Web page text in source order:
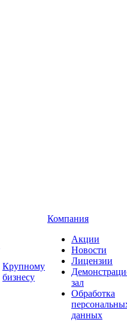
Крупному
бизнесу
Компания
Акции
Новости
Лицензии
зал
Обработка
данных